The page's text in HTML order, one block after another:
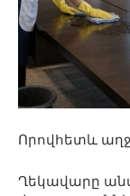
Որովհետև
Ղեկավարը